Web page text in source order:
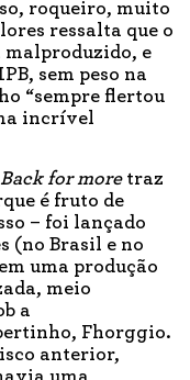
roqueiro, muito
ressalta que o
e
sem peso na
“sempre flertou
incrível
for moretraz
é fruto de
– foi lançado
(no Brasil e no
uma produção
meio
a
Fhorggio.
anterior,